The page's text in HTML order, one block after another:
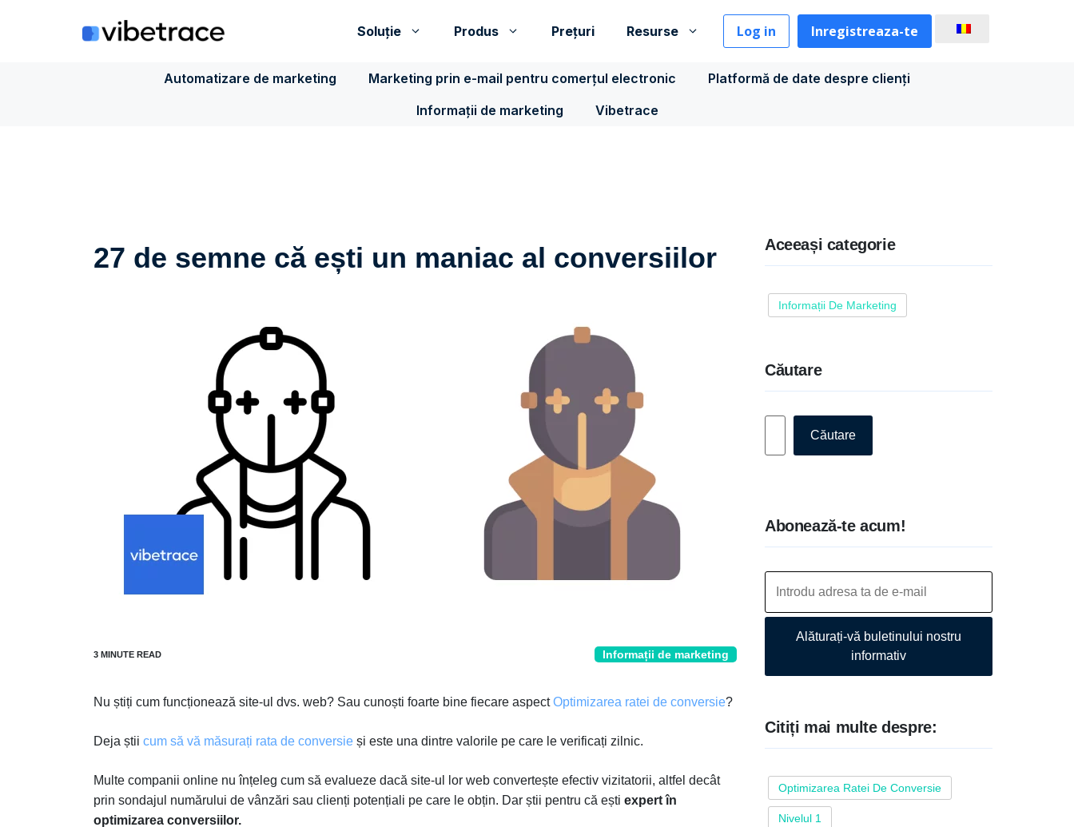
Soluţie Produs Prețuri Resurse Log in Inregistreaza-te
Automatizare de marketing Marketing prin e-mail pentru comerțul electronic
Platformă de date despre clienți
Informații de marketing
Vibetrace
27 de semne că ești un maniac al conversiilor
Informații de marketing
Nu știți cum funcționează site-ul dvs. web? Sau cunoști foarte bine fiecare aspectOptimizarea ratei de conversie?
Deja știi cum să vă măsurați rata de conversie și este una dintre valorile pe care le verificați zilnic.
Multe companii online nu înțeleg cum să evalueze dacă site-ul lor web convertește efectiv vizitatorii, altfel decât
prin sondajul numărului de vânzări sau clienți potențiali pe care le obțin. Dar știi pentru că ești expert în
optimizarea conversiilor.
Aceeași categorie
Informații De Marketing
Căutare
Căutare
Abonează-te acum!
Alăturați-vă buletinului nostru
informativ
Citiți mai multe despre:
Optimizarea Ratei De Conversie
Nivelul 1